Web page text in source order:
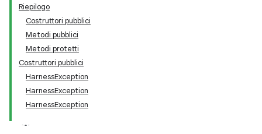
Riepilogo
Costruttori pubblici
Metodi pubblici
Metodi protetti
Costruttori pubblici
HarnessException
HarnessException
HarnessException